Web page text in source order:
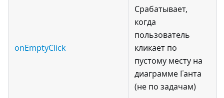
onEmptyClick
Срабатывает,
когда
пользователь
кликает по
пустому месту на
диаграмме Ганта
(не по задачам)